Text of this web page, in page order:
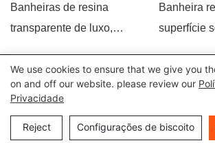
Banheiras de resina
transparente de luxo,
transparente autoportante
para hotéis e vilas.
Banheira
superfície
pedra,
luxuosa,
Todos os direitos reservados © 2024
China Surface Industrial Co., Ltd |
do site
We use cookies to ensure that we give you
on and off our website. please review our
Privacidade
Reject Configurações de biscoito